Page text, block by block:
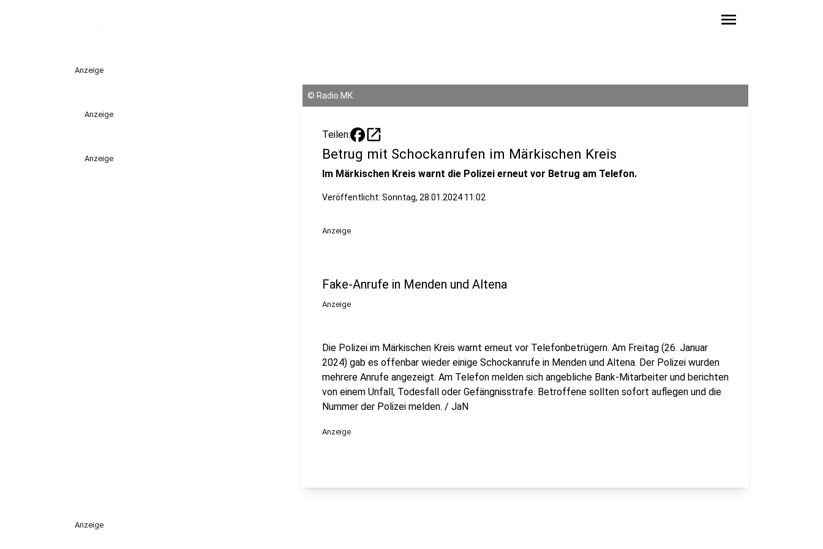
menu
Anzeige
Anzeige
Anzeige
© Radio MK
Teilen: open_in_new
Betrug mit Schockanrufen im Märkischen Kreis
Im Märkischen Kreis warnt die Polizei erneut vor Betrug am Telefon.
Veröffentlicht: Sonntag, 28.01.2024 11:02
Anzeige
Fake-Anrufe in Menden und Altena
Anzeige
Die Polizei im Märkischen Kreis warnt erneut vor Telefonbetrügern. Am Freitag (26. Januar
2024) gab es offenbar wieder einige Schockanrufe in Menden und Altena. Der Polizei wurden
mehrere Anrufe angezeigt. Am Telefon melden sich angebliche Bank-Mitarbeiter und berichten
von einem Unfall, Todesfall oder Gefängnisstrafe. Betroffene sollten sofort auflegen und die
Nummer der Polizei melden. / JaN
Anzeige
Anzeige